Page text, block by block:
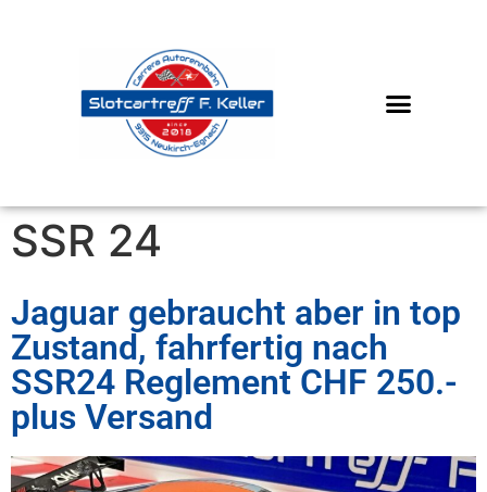
SSR 24
Jaguar gebraucht aber in top
Zustand, fahrfertig nach
SSR24 Reglement CHF 250.-
plus Versand